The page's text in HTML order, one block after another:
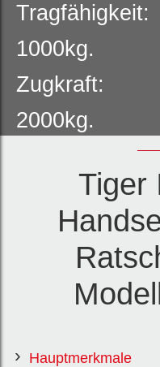
Tragfähigkeit:
1000kg.
Zugkraft:
2000kg.
Konsolen-
Handseilwinde
automatischer
se.
Tiger
Hauptmerkmale